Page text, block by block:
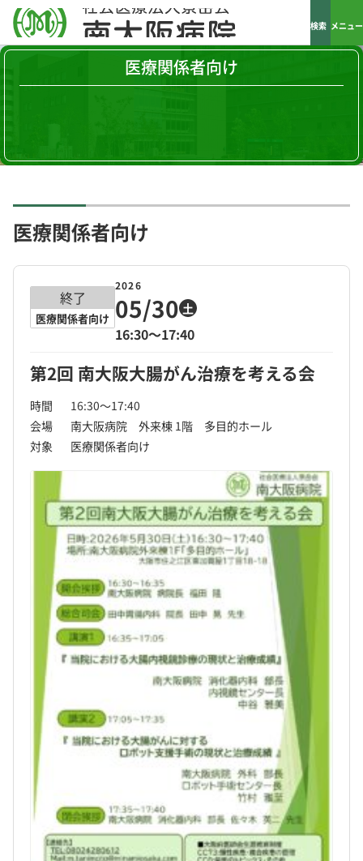
検索 メニュー
医療関係者向け
医療関係者向け
終了
医療関係者向け
2026
05/30 土
16:30～17:40
第2回 南大阪大腸がん治療を考える会
時間
16:30～17:40
会場
南大阪病院 外来棟 1階 多目的ホール
対象
医療関係者向け